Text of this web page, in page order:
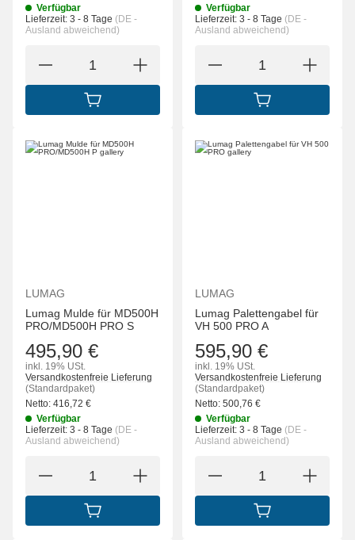
Verfügbar
Lieferzeit: 3 - 8 Tage (DE -
Ausland abweichend)
IN DEN WARENKORB
Verfügbar
Lieferzeit: 3 - 8 Tage (DE -
Ausland abweichend)
IN DEN
LUMAG
Lumag Mulde für MD500H
PRO/MD500H PRO S
495,90 €
inkl. 19% USt.
Versandkostenfreie Lieferung
(Standardpaket)
Netto: 416,72 €
Verfügbar
Lieferzeit: 3 - 8 Tage (DE -
Ausland abweichend)
IN DEN WARENKORB
LUMAG
Lumag Palettengabel für
VH 500 PRO A
595,90 €
inkl. 19% USt.
Versandkostenfreie Lieferung
(Standardpaket)
Netto: 500,76 €
Verfügbar
Lieferzeit: 3 - 8 Tage (DE -
Ausland abweichend)
IN DEN